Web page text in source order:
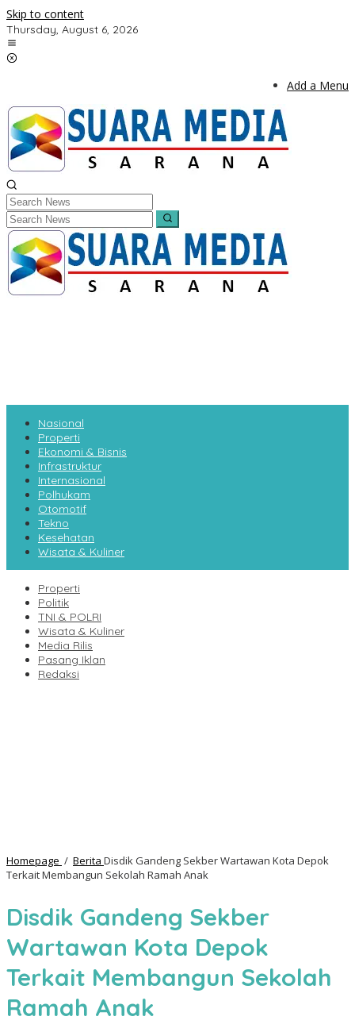
Skip to content
Thursday, August 6, 2026
Add a Menu
Nasional
Properti
Ekonomi & Bisnis
Infrastruktur
Internasional
Polhukam
Otomotif
Tekno
Kesehatan
Wisata & Kuliner
Properti
Politik
TNI & POLRI
Wisata & Kuliner
Media Rilis
Pasang Iklan
Redaksi
Homepage / Berita Disdik Gandeng Sekber Wartawan Kota Depok
Terkait Membangun Sekolah Ramah Anak
Disdik Gandeng Sekber
Wartawan Kota Depok
Terkait Membangun Sekolah
Ramah Anak